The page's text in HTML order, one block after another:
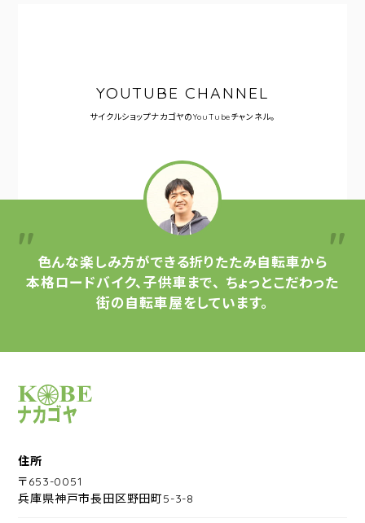
YOUTUBE CHANNEL
サイクルショップナカゴヤのYouTubeチャンネル。
色んな楽しみ方ができる折りたたみ自転車から
本格ロードバイク、子供車まで、 ちょっとこだわった
街の自転車屋をしています。
サイクルショップナカゴヤ
住所
〒653-0051
兵庫県神戸市長田区野田町5-3-8